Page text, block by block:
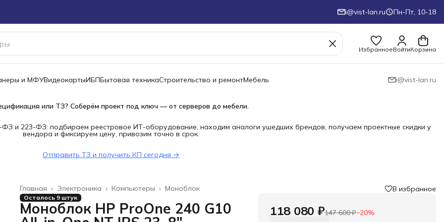
i@vist-lan.ru Пн-Пт, 10-18
ИзбранноеВойтиКорзина
и МФУВидеокартыИБПБытовая техникаСтроительство и ремонтМебель i@vist-lan.ru
или ТЗ? Соберём проект под ключ — от серверов до мебели.
и 223-ФЗ: подбираем реестровое ИТ-оборудование, находим аналоги ушедших брендов, получаем проектные скидки у
вендора и фиксируем цену, привозим точно в срок.
Отправить ТЗ и получить КП сегодня →
Моноблок
Компьютеры ›
Электроника ›
Главная ›
Осталось 9 штук
Моноблок HP ProOne 240 G10
В избранное
118 080 ₽147 600 ₽−20%